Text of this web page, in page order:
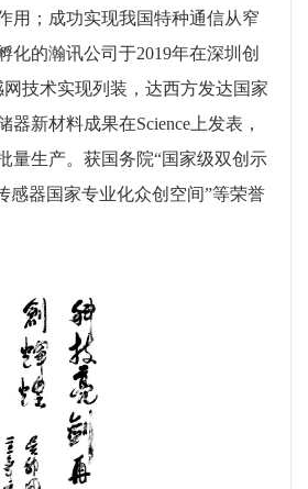
用；成功实现我国特种通信从窄
化的瀚讯公司于2019年在深圳创
技术实现列装，达西方发达国家
器新材料成果在Science上发表，
量生产。获国务院“国家级双创示
感器国家专业化众创空间”等荣誉